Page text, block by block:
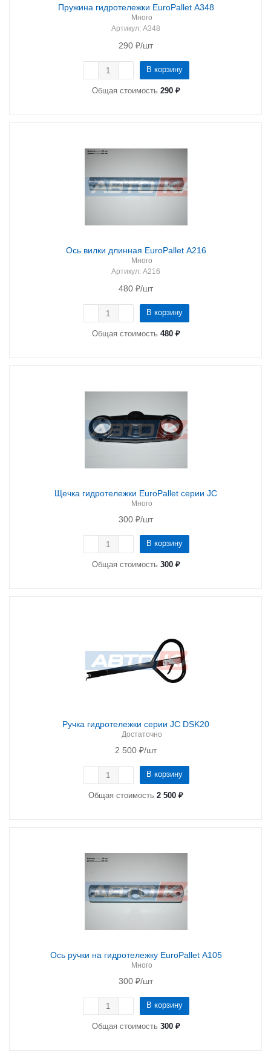
Пружина гидротележки EuroPallet A348
Много
Артикул: A348
290 ₽/шт
В корзину
Общая стоимость 290 ₽
Ось вилки длинная EuroPallet A216
Много
Артикул: A216
480 ₽/шт
В корзину
Общая стоимость 480 ₽
Щечка гидротележки EuroPallet серии JC
Много
300 ₽/шт
В корзину
Общая стоимость 300 ₽
Ручка гидротележки серии JC DSK20
Достаточно
2 500 ₽/шт
В корзину
Общая стоимость 2 500 ₽
Ось ручки на гидротележку EuroPallet A105
Много
300 ₽/шт
В корзину
Общая стоимость 300 ₽